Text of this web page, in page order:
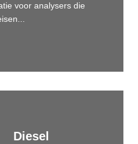
voor analysers die
Diesel